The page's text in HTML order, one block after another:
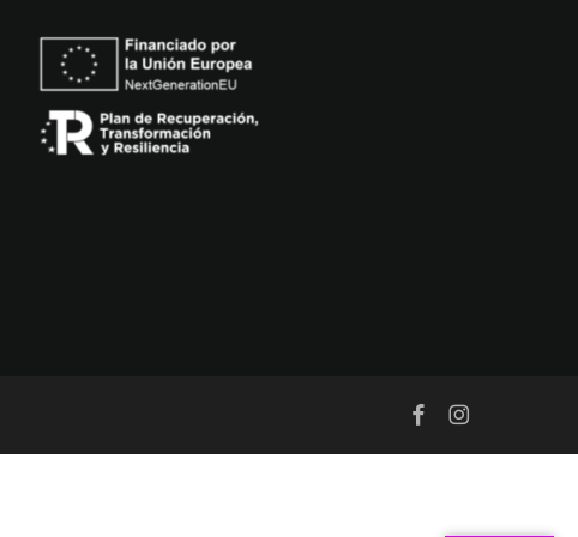
facebookinstagram